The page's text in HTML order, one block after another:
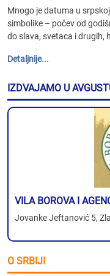
Mnogo je datuma u
simbolike – počev od
do slava, svetaca i drugih,
Detaljnije...
IZDVAJAMO U
VILA BOROVA I
Jovanke Jeftanović 5,
O SRBIJI